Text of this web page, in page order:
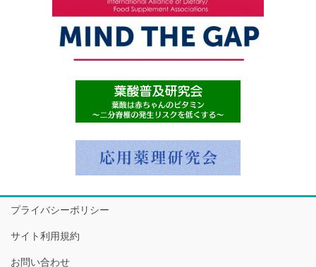
プライバシーポリシー
サイト利用規約
お問い合わせ